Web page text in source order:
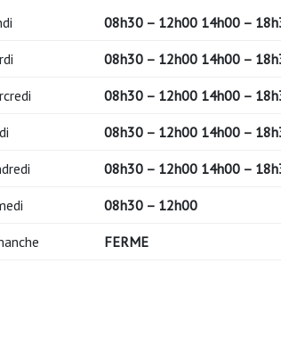
08h30 – 12h00 14h00 –
08h30 – 12h00 14h00 –
08h30 – 12h00 14h00 –
08h30 – 12h00 14h00 –
08h30 – 12h00 14h00 –
08h30 – 12h00
FERME